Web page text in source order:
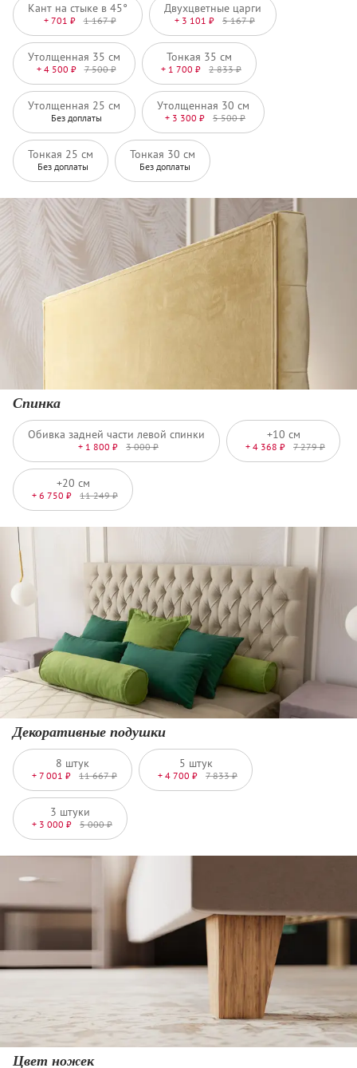
Кант на стыке в 45°
+ 701 ₽ 1 167 ₽
Двухцветные царги
+ 3 101 ₽ 5 167 ₽
Утолщенная 35 см
+ 4 500 ₽ 7 500 ₽
Тонкая 35 см
+ 1 700 ₽ 2 833 ₽
Утолщенная 25 см
Без доплаты
Утолщенная 30 см
+ 3 300 ₽ 5 500 ₽
Тонкая 25 см
Без доплаты
Тонкая 30 см
Без доплаты
Спинка
Обивка задней части левой спинки
+ 1 800 ₽ 3 000 ₽
+10 см
+ 4 368 ₽ 7 279 ₽
+20 см
+ 6 750 ₽ 11 249 ₽
Декоративные подушки
8 штук
+ 7 001 ₽ 11 667 ₽
5 штук
+ 4 700 ₽ 7 833 ₽
3 штуки
+ 3 000 ₽ 5 000 ₽
Цвет ножек